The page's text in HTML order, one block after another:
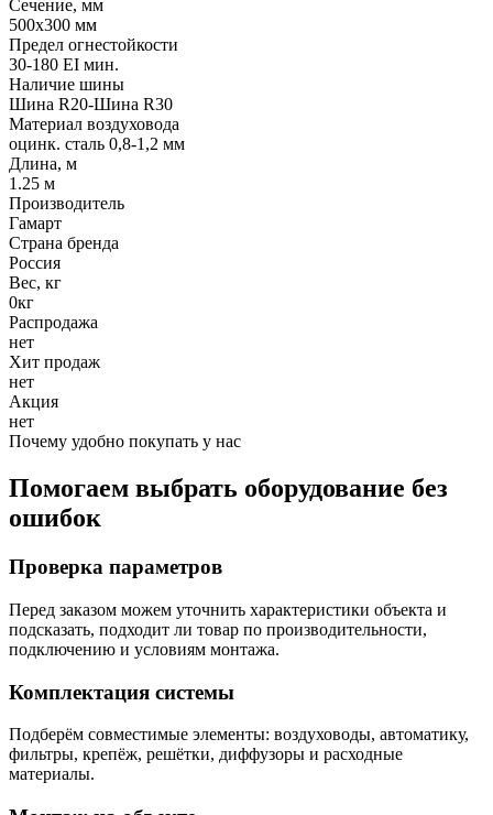
Сечение, мм
500x300 мм
Предел огнестойкости
30-180 EI мин.
Наличие шины
Шина R20-Шина R30
Материал воздуховода
оцинк. сталь 0,8-1,2 мм
Длина, м
1.25 м
Производитель
Гамарт
Страна бренда
Россия
Вес, кг
0кг
Распродажа
нет
Хит продаж
нет
Акция
нет
Почему удобно покупать у нас
Помогаем выбрать оборудование без
ошибок
Проверка параметров
Перед заказом можем уточнить характеристики объекта и
подсказать, подходит ли товар по производительности,
подключению и условиям монтажа.
Комплектация системы
Подберём совместимые элементы: воздуховоды, автоматику,
фильтры, крепёж, решётки, диффузоры и расходные
материалы.